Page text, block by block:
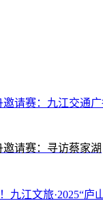
邀请赛：九江交通
邀请赛：寻访蔡家湖
九江文旅·2025“庐